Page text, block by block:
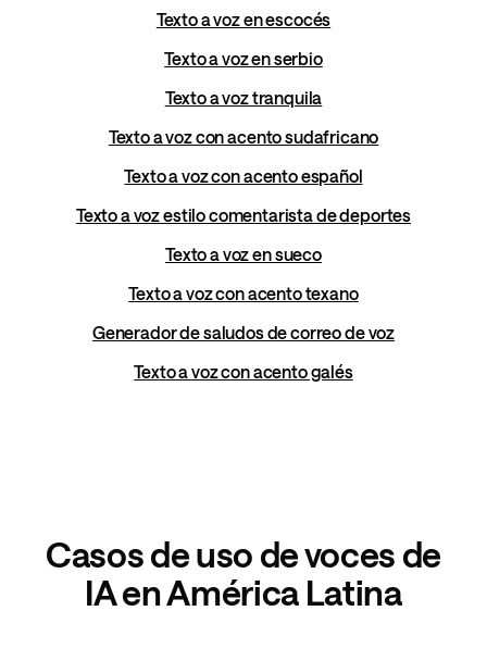
Texto a voz en escocés
Texto a voz en serbio
Texto a voz tranquila
Texto a voz con acento sudafricano
Texto a voz con acento español
Texto a voz estilo comentarista de deportes
Texto a voz en sueco
Texto a voz con acento texano
Generador de saludos de correo de voz
Texto a voz con acento galés
Casos de uso de voces de
IA en América Latina